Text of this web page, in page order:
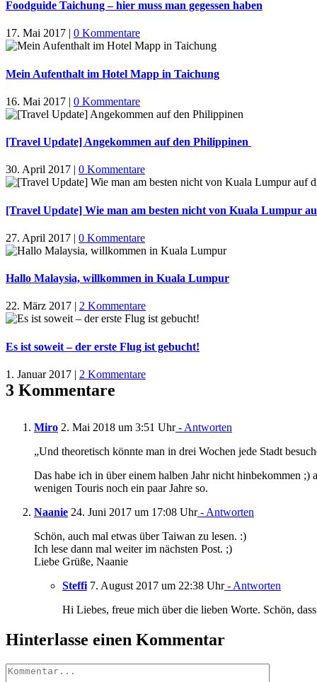
Foodguide Taichung – hier muss man gegessen haben
17. Mai 2017 | 0 Kommentare
Mein Aufenthalt im Hotel Mapp in Taichung
16. Mai 2017 | 0 Kommentare
[Travel Update] Angekommen auf den Philippinen
30. April 2017 | 0 Kommentare
[Travel Update] Wie man am besten nicht von Kuala Lumpur
27. April 2017 | 0 Kommentare
Hallo Malaysia, willkommen in Kuala Lumpur
22. März 2017 | 2 Kommentare
Es ist soweit – der erste Flug ist gebucht!
1. Januar 2017 | 2 Kommentare
3 Kommentare
Miro 2. Mai 2018 um 3:51 Uhr- Antworten
„Und theoretisch könnte man in drei Wochen jede Stadt
Das habe ich in über einem halben Jahr nicht hinbekommen
wenigen Touris noch ein paar Jahre so.
Naanie 24. Juni 2017 um 17:08 Uhr- Antworten
Schön, auch mal etwas über Taiwan zu lesen. :)
Ich lese dann mal weiter im nächsten Post. ;)
Liebe Grüße, Naanie
Steffi 7. August 2017 um 22:38 Uhr- Antworten
Hi Liebes, freue mich über die lieben Worte. Schön,
Hinterlasse einen Kommentar
Kommentar